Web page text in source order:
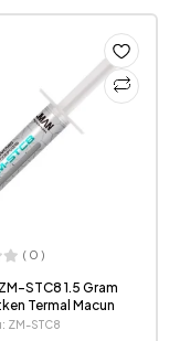
( 0 )
STC8 1.5 Gram
Termal Macun
ZM-STC8